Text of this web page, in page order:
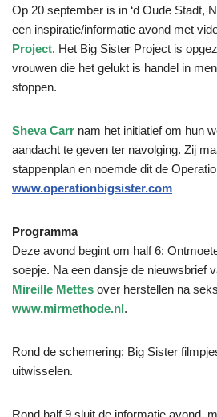
Op 20 september is in ‘d Oude Stadt,
een inspiratie/informatie avond met
Project. Het Big Sister Project is
vrouwen die het gelukt is handel in
stoppen.
Sheva Carr nam het initiatief om hun
aandacht te geven ter navolging. Zij
stappenplan en noemde dit de
www.operationbigsister.com
Programma
Deze avond begint om half 6:
soepje. Na een dansje de nieuwsbrief
Mireille Mettes over herstellen na
www.mirmethode.nl.
Rond de schemering: Big Sister
uitwisselen.
Rond half 9 sluit de informatie avond,